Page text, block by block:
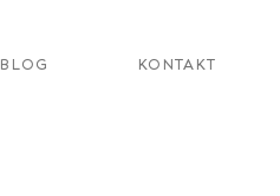
BLOG KONTAKT